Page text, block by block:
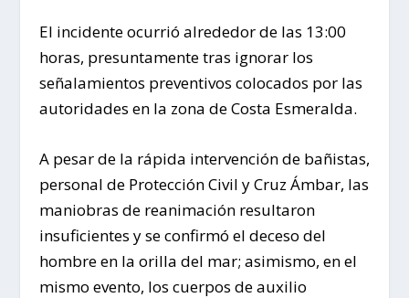
El incidente ocurrió alrededor de las 13:00
horas, presuntamente tras ignorar los
señalamientos preventivos colocados por las
autoridades en la zona de Costa Esmeralda.
A pesar de la rápida intervención de bañistas,
personal de Protección Civil y Cruz Ámbar, las
maniobras de reanimación resultaron
insuficientes y se confirmó el deceso del
hombre en la orilla del mar; asimismo, en el
mismo evento, los cuerpos de auxilio